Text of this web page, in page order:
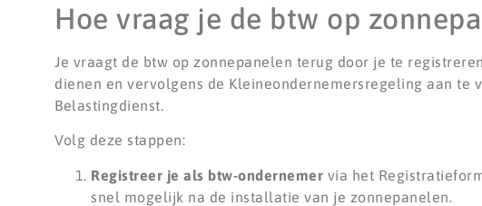
Hoe vraag je de btw op
Je vraagt de btw op zonnepanelen terug door je te
dienen en vervolgens de Kleineondernemersregeling aan
Belastingdienst.
Volg deze stappen:
Registreer je als btw-ondernemer via het
snel mogelijk na de installatie van je zonnepanelen.